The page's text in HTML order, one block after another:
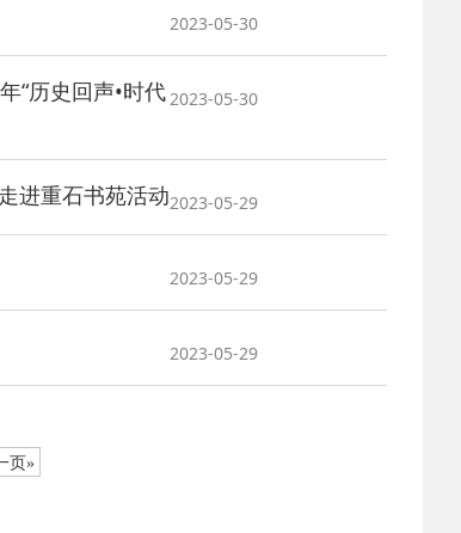
国会…
国会…
2023-05-30
“历史回声•时代2023-05-30
进重石书苑活动2023-05-29
2023-05-29
2023-05-29
页»